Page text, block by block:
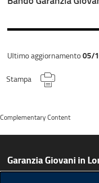
Ultimo aggiornamento05/
Stampa
Garanzia Giovani in
Complementary Content